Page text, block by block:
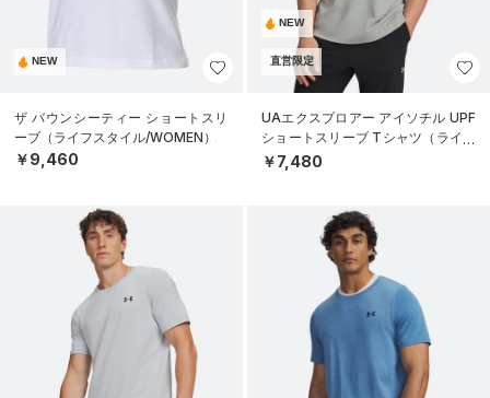
NEW
ザ バウンシーティー ショートスリ
ーブ（ライフスタイル/WOMEN）
￥9,460
NEW
直営限定
UAエクスプロアー アイソチル UPF
ショートスリーブ Tシャツ（ライフ
スタイル/MEN）
￥7,480